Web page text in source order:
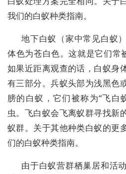
我们的白蚁种类指南。
地下白蚁（家中常见白蚁
体色为苍白色。这就是它们常
如果近距离观查的话，白蚁身
有三部分。兵蚁头部为浅黑色
膀的白蚁，它们被称为“飞白
虫。飞白蚁会飞离蚁群寻找新
蚁群。关于其他种类白蚁的更
们的白蚁种类指南。
由于白蚁营群栖巢居和活